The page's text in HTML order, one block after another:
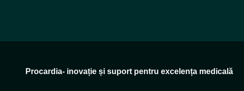
Procardia- inovație și suport pentru excelența medicală